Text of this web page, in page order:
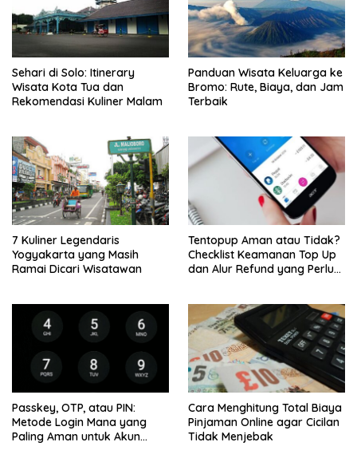
Sehari di Solo: Itinerary
Wisata Kota Tua dan
Rekomendasi Kuliner Malam
Panduan Wisata Keluarga ke
Bromo: Rute, Biaya, dan Jam
Terbaik
7 Kuliner Legendaris
Yogyakarta yang Masih
Ramai Dicari Wisatawan
Tentopup Aman atau Tidak?
Checklist Keamanan Top Up
dan Alur Refund yang Perlu
Passkey, OTP, atau PIN:
Metode Login Mana yang
Paling Aman untuk Akun
Cara Menghitung Total Biaya
Pinjaman Online agar Cicilan
Tidak Menjebak